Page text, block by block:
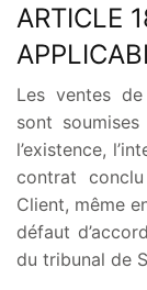
ARTICLE
Les ventes
sont
l’existence,
contrat
Client, même
défaut
du tribunal de